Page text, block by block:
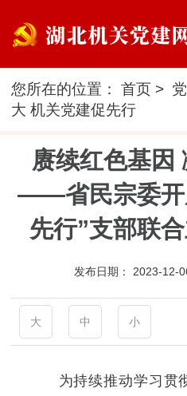
您所在的位置：首页 >
大 机关党建促先行
赓续红色基因
——省民宗委开
先行”支部联
发布日期： 2023-12-
大 中 小
为持续推动学习贯